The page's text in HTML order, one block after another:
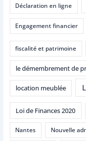
Déclaration en ligne
Engagement financier
fiscalité et patrimoine
le démembrement de
location meublée
Loi de Finances 2020
Nantes Nouvelle